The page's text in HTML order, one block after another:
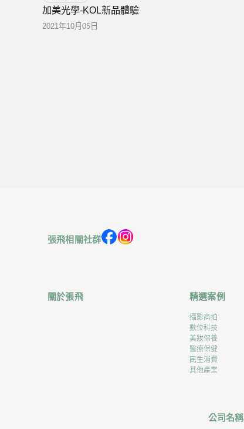
加美光學-KOL新品體驗
2021年10月05日
張飛相關社群
關於張飛 精選案例
攝影商拍
數位科技
美妝保養
醫療保健
民生消費
其他產業
公司名稱